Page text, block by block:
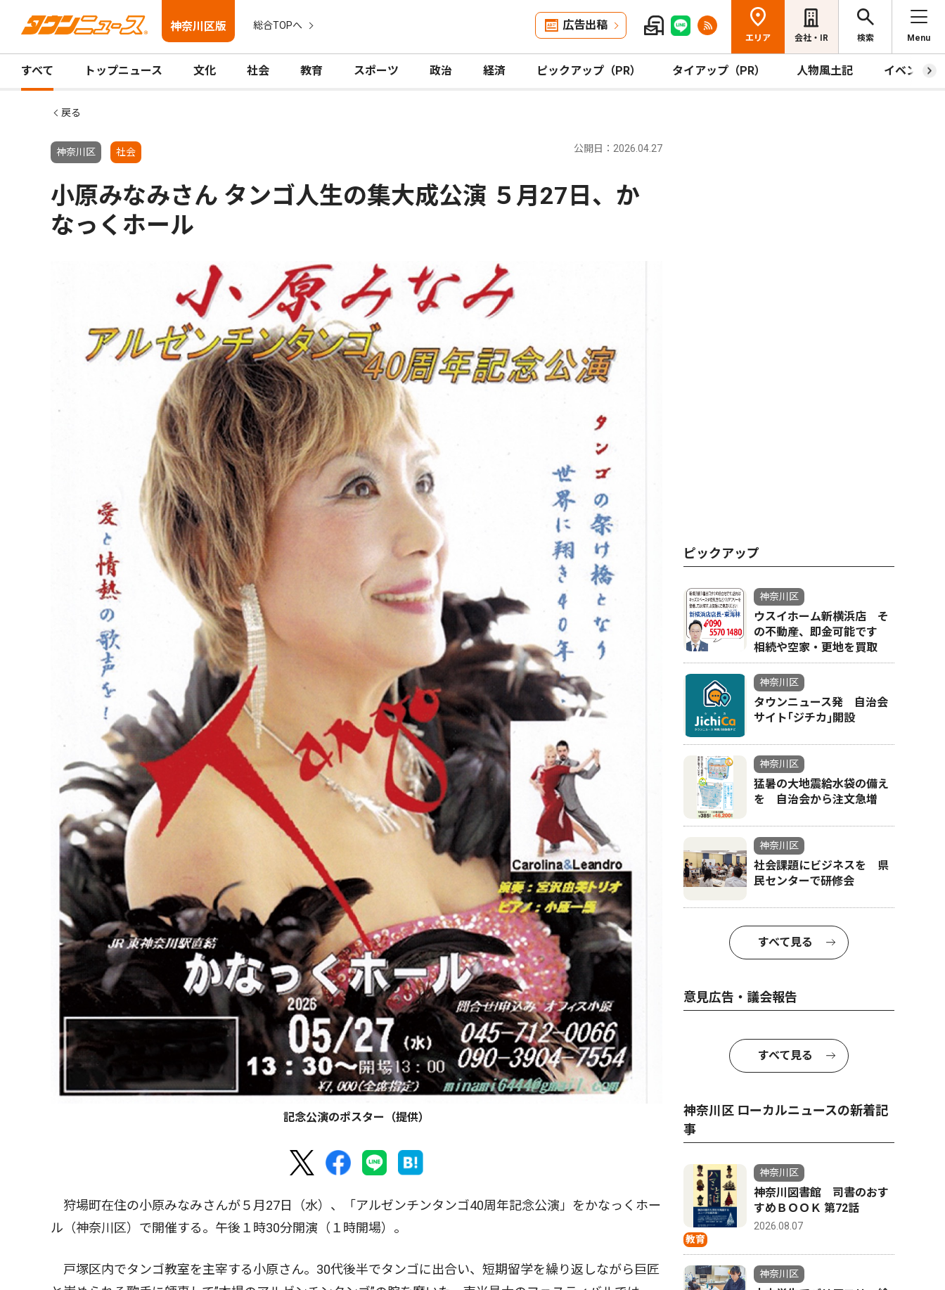
神奈川区版 総合TOPへ 広告出稿
エリア 会社・IR 検索 Menu
すべて トップニュース 文化 社会 教育 スポーツ 政治 経済 ピックアップ（PR） タイアップ（PR） 人物風土記 イベント
戻る
神奈川区 社会 公開日：2026.04.27
小原みなみさん タンゴ人生の集大成公演 ５月27日、か
なっくホール
記念公演のポスター（提供）
狩場町在住の小原みなみさんが５月27日（水）、「アルゼンチンタンゴ40周年記念公演」をかなっくホー
ル（神奈川区）で開催する。午後１時30分開演（１時開場）。
戸塚区内でタンゴ教室を主宰する小原さん。30代後半でタンゴに出合い、短期留学を繰り返しながら巨匠
ピックアップ
神奈川区
ウスイホーム新横浜店 そ
の不動産、即金可能です
相続や空家・更地を買取
神奈川区
タウンニュース発 自治会
サイト｢ジチカ｣開設
神奈川区
猛暑の大地震給水袋の備え
を 自治会から注文急増
神奈川区
社会課題にビジネスを 県
民センターで研修会
すべて見る
意見広告・議会報告
すべて見る
神奈川区 ローカルニュースの新着記
事
教育
神奈川区
神奈川図書館 司書のおす
すめＢＯＯＫ 第72話
2026.08.07
神奈川区